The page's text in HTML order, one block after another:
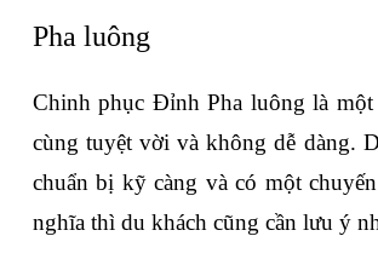
Pha luông
Chinh phục Đỉnh Pha luông là
cùng tuyệt vời và không dễ dàng.
chuẩn bị kỹ càng và có một
nghĩa thì du khách cũng cần lưu ý